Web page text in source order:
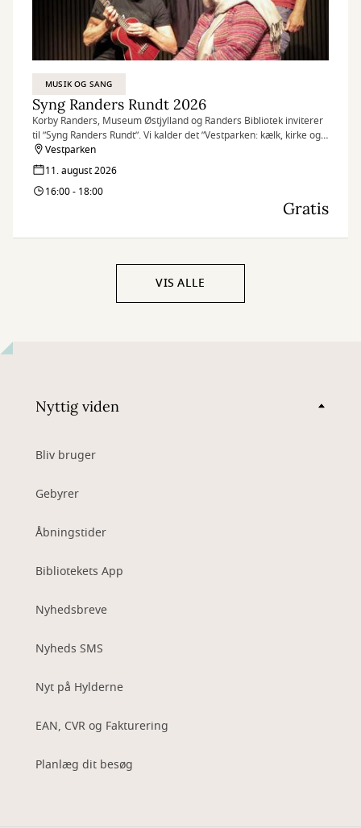
MUSIK OG SANG
Syng Randers Rundt 2026
Korby Randers, Museum Østjylland og Randers Bibliotek inviterer
til ”Syng Randers Rundt”. Vi kalder det ”Vestparken: kælk, kirke og
kampe!”
Det gælder derfor området i og omkring Vestparken med kort
afstand mellem de 10 sangstoppesteder, så man i ro og mag kan
nå rundt.
Vestparken
11. august 2026
16:00 - 18:00
Gratis
VIS ALLE
Nyttig viden
Bliv bruger
Gebyrer
Åbningstider
Bibliotekets App
Nyhedsbreve
Nyheds SMS
Nyt på Hylderne
EAN, CVR og Fakturering
Planlæg dit besøg